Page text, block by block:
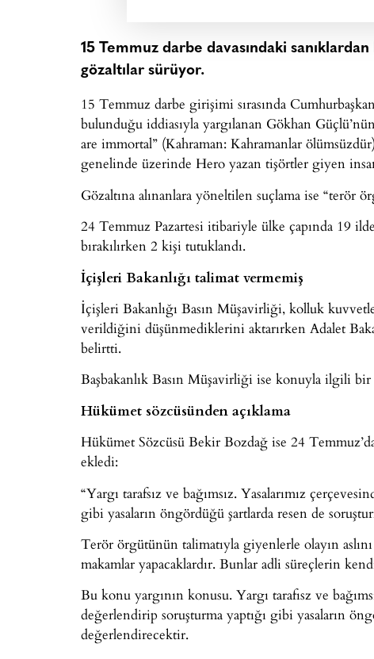
15 Temmuz darbe davasındaki
gözaltılar sürüyor.
15 Temmuz darbe girişimi sırasında
bulunduğu iddiasıyla yargılanan Gökhan
are immortal” (Kahraman: Kahramanlar
genelinde üzerinde Hero yazan tişörtler giyen
Gözaltına alınanlara yöneltilen suçlama ise “terör
24 Temmuz Pazartesi itibariyle ülke çapında 19
bırakılırken 2 kişi tutuklandı.
İçişleri Bakanlığı talimat vermemiş
İçişleri Bakanlığı Basın Müşavirliği, kolluk
verildiğini düşünmediklerini aktarırken Adalet
belirtti.
Başbakanlık Basın Müşavirliği ise konuyla ilgili bir
Hükümet sözcüsünden açıklama
Hükümet Sözcüsü Bekir Bozdağ ise 24
ekledi:
“Yargı tarafsız ve bağımsız. Yasalarımız
gibi yasaların öngördüğü şartlarda resen de
Terör örgütünün talimatıyla giyenlerle olayın
makamlar yapacaklardır. Bunlar adli süreçlerin
Bu konu yargının konusu. Yargı tarafısz ve
değerlendirip soruşturma yaptığı gibi yasaların
değerlendirecektir.